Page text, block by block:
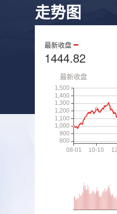
走势图
最新收盘
1444.82